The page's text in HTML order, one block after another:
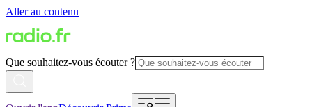
Aller au contenu
Que souhaitez-vous écouter ?